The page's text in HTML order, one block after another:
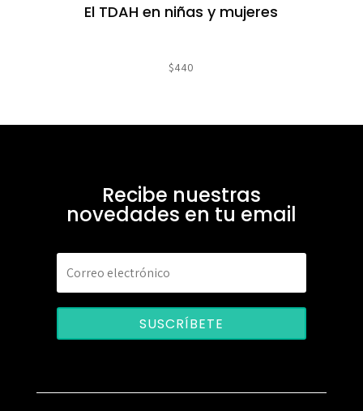
El TDAH en niñas y mujeres
$440
Recibe nuestras
novedades en tu email
SUSCRÍBETE